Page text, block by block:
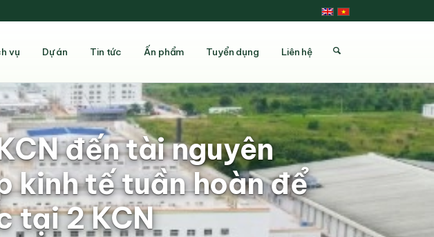
vụ Dự án Tin tức Ấn phẩm Tuyển dụng Liên hệ
đến tài nguyên
kinh tế tuần hoàn để
tại 2 KCN